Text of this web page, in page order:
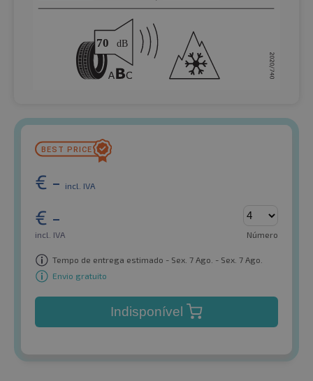
€ - incl. IVA
€ -
incl. IVA Número
Tempo de entrega estimado - Sex. 7 Ago. - Sex. 7 Ago.
Envio gratuito
Indisponível